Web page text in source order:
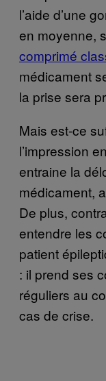
l’aide d’une
en moyenne,
comprimé
médicament
la prise sera
Mais est-ce
l’impression
entraine la
médicament,
De plus,
entendre les
patient
: il prend ses
réguliers au
cas de crise.